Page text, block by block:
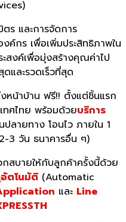
ร และการจัดการ
งค์กร เพื่อเพิ่มประสิทธิภาพใน
สงค์เพื่อมุ่งสร้างคุณค่าไป
และรวดเร็วที่สุด
หน้าบ้าน ฟรี!! ตั้งแต่ชิ้นแรก
ทศไทย พร้อมด้วยบริการ
ลายทาง โอนไว ภายใน 1
3 วัน ธนาคารอื่น ๆ)
กสบายให้กับลูกค้าครั้งนี้ด้วย
ตโนมัติ (Automatic
และ Line